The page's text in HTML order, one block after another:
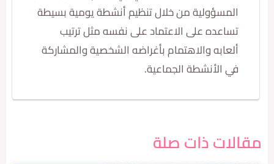
من خلال تنظيم أنشطة يومية بسيطة
على الاعتماد على نفسه مثل ترتيب
والاهتمام بأغراضه الشخصية والمشاركة
الأنشطة الجماعية.
ذات صلة